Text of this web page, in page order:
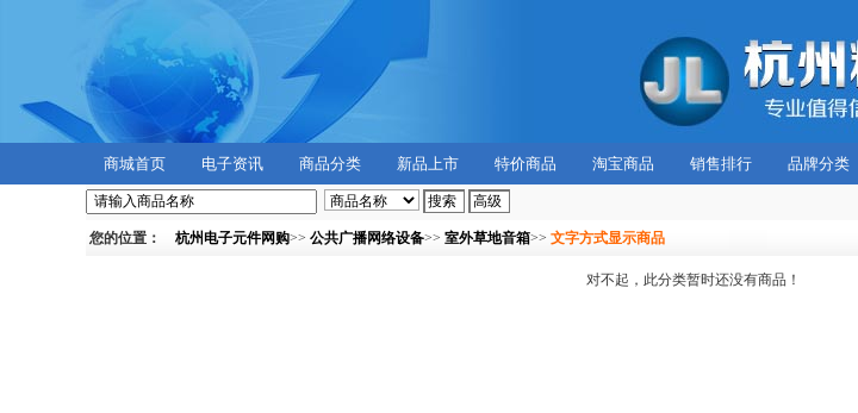
商城首页 电子资讯 商品分类 新品上市 特价商品 淘宝商品 销售排行 品牌分类
您的位置： 杭州电子元件网购>> 公共广播网络设备>> 室外草地音箱>> 文字方式显示商品
对不起，此分类暂时还没有商品！